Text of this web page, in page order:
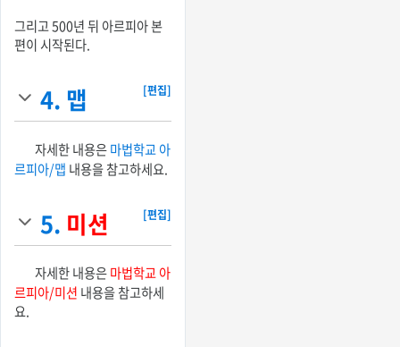
그리고 500년 뒤 아르피아 본
편이 시작된다.
4. 맵 [편집]
자세한 내용은마법학교 아
르피아/맵 내용을 참고하세요.
5. 미션 [편집]
자세한 내용은마법학교 아
르피아/미션 내용을 참고하세
요.